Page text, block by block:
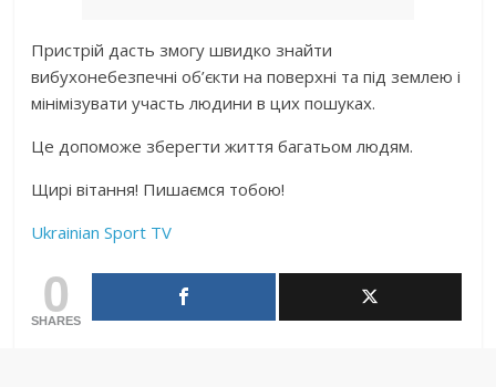
Пристрій дасть змогу швидко знайти
вибухонебезпечні об’єкти на поверхні та під землею і
мінімізувати участь людини в цих пошуках.
Це допоможе зберегти життя багатьом людям.
Щирі вітання! Пишаємся тобою!
Ukrainian Sport TV
0
SHARES